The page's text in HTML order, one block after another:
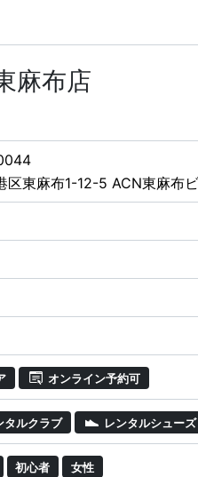
麻布店
区東麻布1-12-5 ACN東麻布
オンライン予約可
タルクラブ レンタルシューズ
初心者 女性